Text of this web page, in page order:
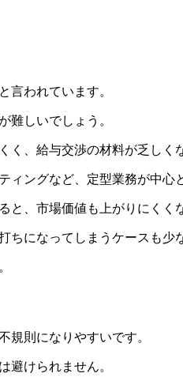
言われています。
難しいでしょう。
く、給与交渉の材料が乏しく
ィングなど、定型業務が中
と、市場価値も上がりにくく
になってしまうケースも少
規則になりやすいです。
避けられません。